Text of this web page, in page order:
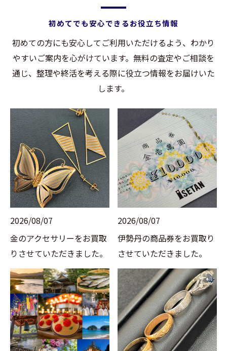
初めてでも安心できるお役立ち情報
初めての方にも安心してご利用いただけるよう、わかり
やすいご案内を心がけています。無料の査定やご相談を
通じ、整理や終活を考える際に役立つ情報をお届けいた
します。
2026/08/07
金のアクセサリーをお買取
りさせていただきました。
2026/08/07
伊勢丹の商品券をお買取り
させていただきました。